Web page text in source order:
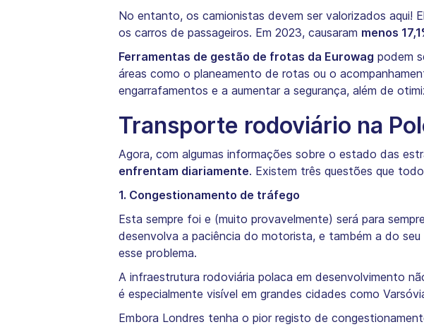
No entanto, os camionistas devem ser valorizados aqui!
os carros de passageiros. Em 2023, causaram menos
Ferramentas de gestão de frotas da Eurowag podem
áreas como o planeamento de rotas ou o
engarrafamentos e a aumentar a segurança, além de
Transporte rodoviário na
Agora, com algumas informações sobre o estado das
enfrentam diariamente. Existem três questões que
1. Congestionamento de tráfego
Esta sempre foi e (muito provavelmente) será para
desenvolva a paciência do motorista, e também a do
esse problema.
A infraestrutura rodoviária polaca em desenvolvimento
é especialmente visível em grandes cidades como
Embora Londres tenha o pior registo de